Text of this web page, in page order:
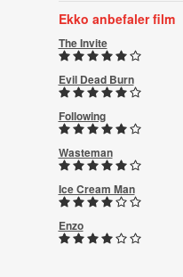
Ekko anbefaler film
The Invite
Evil Dead Burn
Following
Wasteman
Ice Cream Man
Enzo